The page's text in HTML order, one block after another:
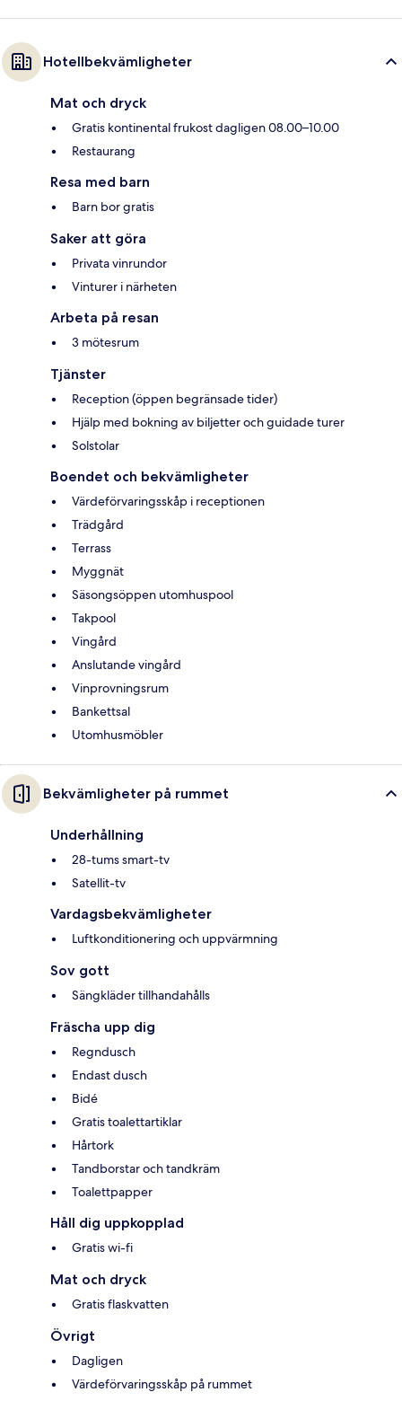
Hotellbekvämligheter
Mat och dryck
Gratis kontinental frukost dagligen 08.00–10.00
Restaurang
Resa med barn
Barn bor gratis
Saker att göra
Privata vinrundor
Vinturer i närheten
Arbeta på resan
3 mötesrum
Tjänster
Reception (öppen begränsade tider)
Hjälp med bokning av biljetter och guidade turer
Solstolar
Boendet och bekvämligheter
Värdeförvaringsskåp i receptionen
Trädgård
Terrass
Myggnät
Säsongsöppen utomhuspool
Takpool
Vingård
Anslutande vingård
Vinprovningsrum
Bankettsal
Utomhusmöbler
Bekvämligheter på rummet
Underhållning
28-tums smart-tv
Satellit-tv
Vardagsbekvämligheter
Luftkonditionering och uppvärmning
Sov gott
Sängkläder tillhandahålls
Fräscha upp dig
Regndusch
Endast dusch
Bidé
Gratis toalettartiklar
Hårtork
Tandborstar och tandkräm
Toalettpapper
Håll dig uppkopplad
Gratis wi-fi
Mat och dryck
Gratis flaskvatten
Övrigt
Dagligen
Värdeförvaringsskåp på rummet